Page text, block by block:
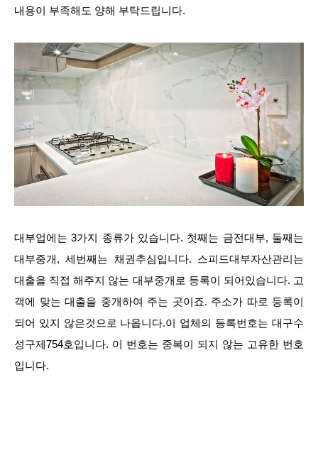
내용이 부족해도 양해 부탁드립니다.
대부업에는 3가지 종류가 있습니다. 첫째는 금전대부, 둘째는
대부중개, 세번째는 채권추심입니다. 스피드대부자산관리는
대출을 직접 해주지 않는 대부중개로 등록이 되어있습니다. 고
객에 맞는 대출을 중개하여 주는 곳이죠. 주소가 따로 등록이
되어 있지 않은것으로 나옵니다.이 업체의 등록번호는 대구수
성구제754호입니다. 이 번호는 중복이 되지 않는 고유한 번호
입니다.